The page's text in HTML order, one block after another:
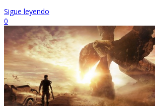
Sigue leyendo
0